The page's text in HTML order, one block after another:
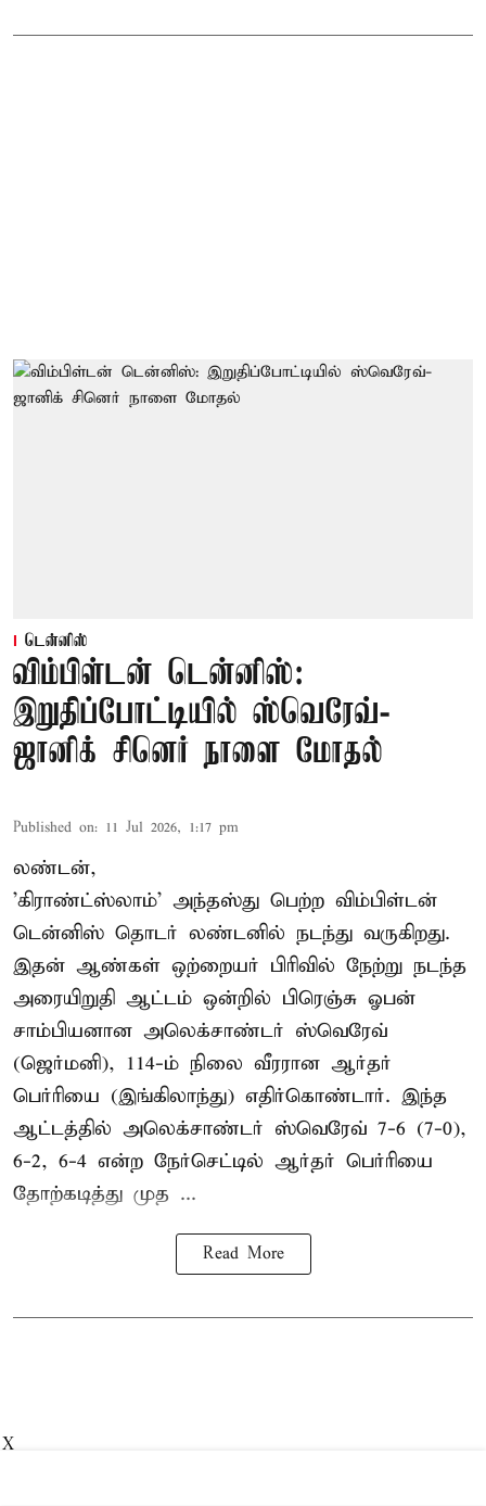
டென்னிஸ்
விம்பிள்டன் டென்னிஸ்:
இறுதிப்போட்டியில் ஸ்வெரேவ்-
ஜானிக் சினெர் நாளை மோதல்
Published on: 11 Jul 2026, 1:17 pm
லண்டன்,
'கிராண்ட்ஸ்லாம்' அந்தஸ்து பெற்ற விம்பிள்டன்
டென்னிஸ் தொடர் லண்டனில் நடந்து வருகிறது.
இதன் ஆண்கள் ஒற்றையர் பிரிவில் நேற்று நடந்த
அரையிறுதி ஆட்டம் ஒன்றில் பிரெஞ்சு ஓபன்
சாம்பியனான அலெக்சாண்டர் ஸ்வெரேவ்
(ஜெர்மனி), 114-ம் நிலை வீரரான ஆர்தர்
பெர்ரியை (இங்கிலாந்து) எதிர்கொண்டார். இந்த
ஆட்டத்தில் அலெக்சாண்டர் ஸ்வெரேவ் 7-6 (7-0),
6-2, 6-4 என்ற நேர்செட்டில் ஆர்தர் பெர்ரியை
தோற்கடித்து முத ...
Read More
X